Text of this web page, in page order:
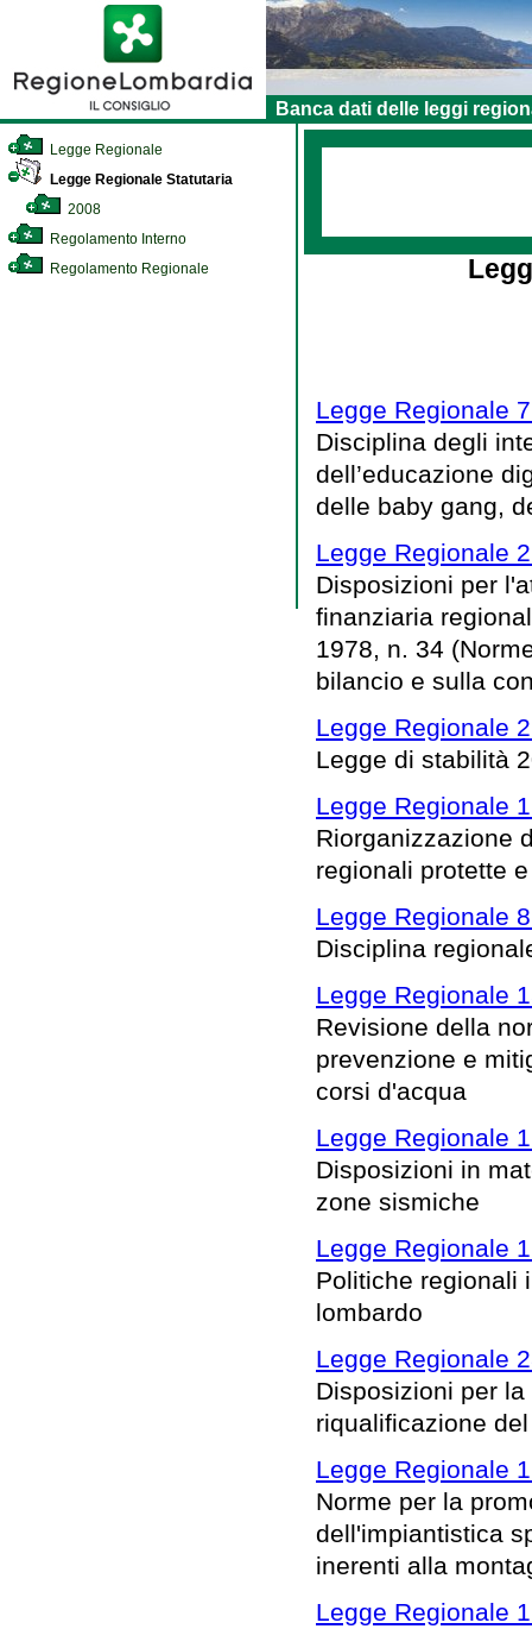
Banca dati delle leggi
Legge Regionale
Legge Regionale Statutaria
2008
Regolamento Interno
Regolamento Regionale
Legge Regionale
Disciplina degli
dell’educazione
delle baby gang,
Legge Regionale
Disposizioni per
finanziaria
1978, n. 34
bilancio e sulla
Legge Regionale
Legge di stabilità
Legge Regionale
Riorganizzazione
regionali protette
Legge Regionale
Disciplina
Legge Regionale
Revisione della
prevenzione e
corsi d'acqua
Legge Regionale
Disposizioni in
zone sismiche
Legge Regionale
Politiche regionali
lombardo
Legge Regionale
Disposizioni per
riqualificazione
Legge Regionale
Norme per la
dell'impiantistica
inerenti alla
Legge Regionale